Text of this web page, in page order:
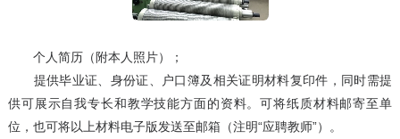
个人简历（附本人照片）；
提供毕业证、身份证、户口簿及相关证明材料复印件，同时需提
供可展示自我专长和教学技能方面的资料。可将纸质材料邮寄至单
位，也可将以上材料电子版发送至邮箱（注明“应聘教师”）。